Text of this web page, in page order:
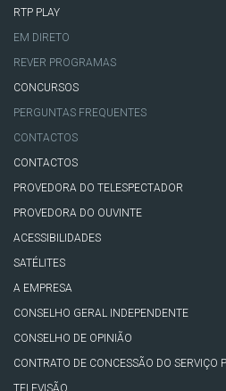
RTP PLAY
EM DIRETO
REVER PROGRAMAS
CONCURSOS
PERGUNTAS FREQUENTES
CONTACTOS
CONTACTOS
PROVEDORA DO TELESPECTADOR
PROVEDORA DO OUVINTE
ACESSIBILIDADES
SATÉLITES
A EMPRESA
CONSELHO GERAL INDEPENDENTE
CONSELHO DE OPINIÃO
CONTRATO DE CONCESSÃO DO SERVIÇO
TELEVISÃO